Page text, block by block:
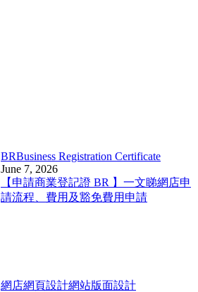
BRBusiness Registration Certificate
June 7, 2026
【申請商業登記證 BR 】一文睇網店申
請流程、費用及豁免費用申請
網店網頁設計網站版面設計